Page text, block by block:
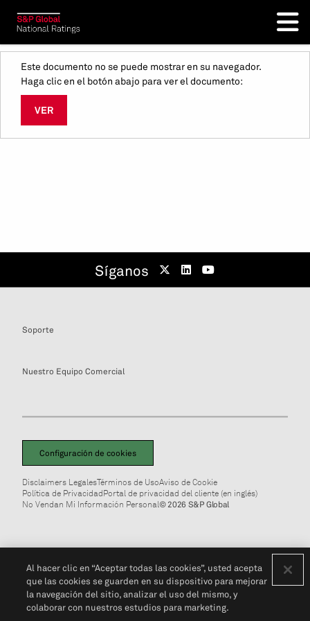
Este documento no se puede mostrar en su navegador.
Haga clic en el botón abajo para ver el documento:
VER
Síganos
Soporte
Nuestro Equipo Comercial
Configuración de cookies
Disclaimers LegalesTérminos de UsoAviso de Cookie
Política de PrivacidadPortal de privacidad del cliente (en inglés)
No Vendan Mi Información Personal© 2026 S&P Global
Al hacer clic en “Aceptar todas las cookies”, usted acepta
que las cookies se guarden en su dispositivo para mejorar
la navegación del sitio, analizar el uso del mismo, y
colaborar con nuestros estudios para marketing.